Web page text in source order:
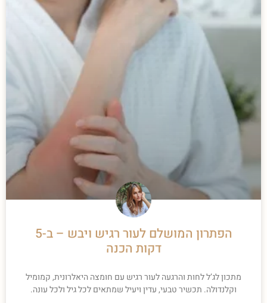
הפתרון המושלם לעור רגיש ויבש – ב-5
דקות הכנה
מתכון לג’ל לחות והרגעה לעור רגיש עם חומצה היאלרונית, קמומיל
וקלנדולה. תכשיר טבעי, עדין ויעיל שמתאים לכל גיל ולכל עונה.